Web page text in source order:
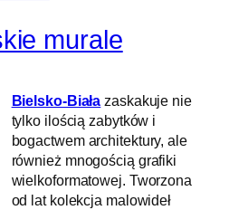
murale
Bielsko-Biała zaskakuje nie
tylko ilością zabytków i
bogactwem architektury, ale
również mnogością grafiki
wielkoformatowej. Tworzona
od lat kolekcja malowideł